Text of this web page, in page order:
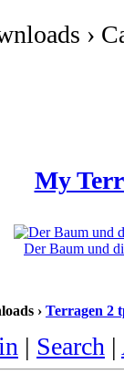
›
My
Der Baum und
› Terragen 2
| Search |